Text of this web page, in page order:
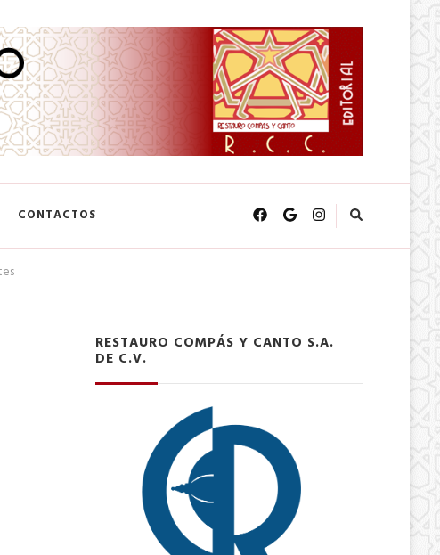
CONTACTOS
RESTAURO COMPÁS Y CANTO S.A.
DE C.V.